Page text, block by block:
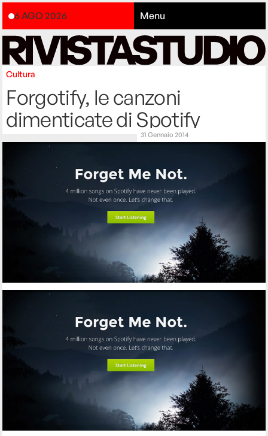
6 AGO 2026 Menu
Cultura
Forgotify, le canzoni
dimenticate di Spotify
31 Gennaio 2014